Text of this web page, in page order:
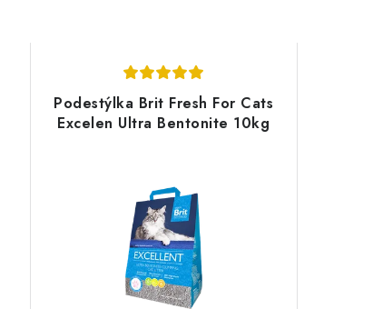
Podestýlka Brit Fresh For Cats
Excelen Ultra Bentonite 10kg